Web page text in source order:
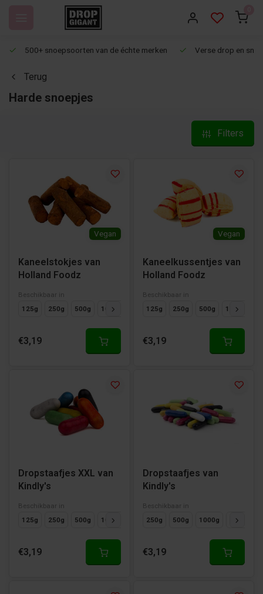
500+ snoepsoorten van de échte merken Verse drop en
Terug
Harde snoepjes
Filters
Vegan
Kaneelstokjes van
Holland Foodz
Beschikbaar in
125g
250g 500g 1000g
€3,19
Vegan
Kaneelkussentjes van
Holland Foodz
Beschikbaar in
125g
250g 500g 1000g
€3,19
Dropstaafjes XXL van
Kindly's
Beschikbaar in
125g
250g 500g 1000g
€3,19
Dropstaafjes van
Kindly's
Beschikbaar in
250g
500g 1000g 125g
€3,19